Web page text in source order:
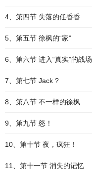
4、第四节 失落的任香香
5、第五节 徐枫的“家”
6、第六节 进入“真实”的战场
7、第七节 Jack ?
8、第八节 不一样的徐枫
9、第九节 怒！
10、第十节 夜，疯狂！
11、第十一节 消失的记忆